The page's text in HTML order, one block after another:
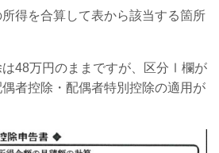
得を合算して表から該当する箇所
は48万円のままですが、区分Ⅰ欄が
者控除・配偶者特別控除の適用が